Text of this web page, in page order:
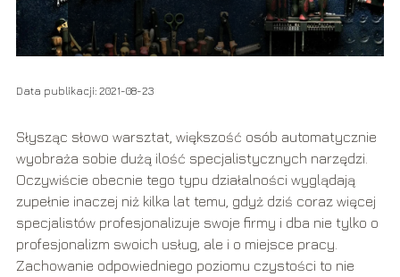
Data publikacji: 2021-08-23
Słysząc słowo warsztat, większość osób automatycznie
wyobraża sobie dużą ilość specjalistycznych narzędzi.
Oczywiście obecnie tego typu działalności wyglądają
zupełnie inaczej niż kilka lat temu, gdyż dziś coraz więcej
specjalistów profesjonalizuje swoje firmy i dba nie tylko o
profesjonalizm swoich usług, ale i o miejsce pracy.
Zachowanie odpowiedniego poziomu czystości to nie